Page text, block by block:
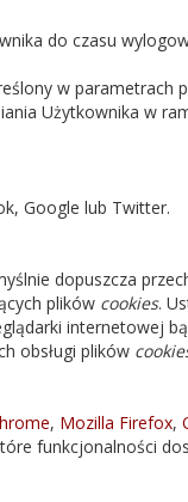
do czasu
w parametrach
Użytkownika w
Google lub Twitter.
dopuszcza
plików cookies.
internetowej
obsługi plików
, Mozilla Firefox,
funkcjonalności